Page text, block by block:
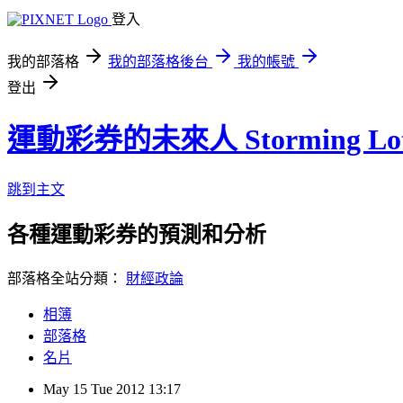
登入
我的部落格 我的部落格後台
我的帳號
登出
運動彩券的未來人 Storming
跳到主文
各種運動彩券的預測和分析
部落格全站分類： 財經政論
相簿
部落格
名片
May 15 Tue 2012 13:17